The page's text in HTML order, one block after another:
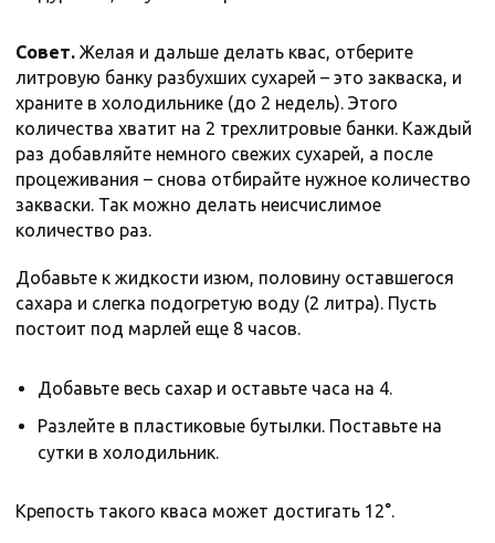
Совет. Желая и дальше делать квас, отберите
литровую банку разбухших сухарей – это закваска, и
храните в холодильнике (до 2 недель). Этого
количества хватит на 2 трехлитровые банки. Каждый
раз добавляйте немного свежих сухарей, а после
процеживания – снова отбирайте нужное количество
закваски. Так можно делать неисчислимое
количество раз.
Добавьте к жидкости изюм, половину оставшегося
сахара и слегка подогретую воду (2 литра). Пусть
постоит под марлей еще 8 часов.
Добавьте весь сахар и оставьте часа на 4.
Разлейте в пластиковые бутылки. Поставьте на
сутки в холодильник.
Крепость такого кваса может достигать 12°.